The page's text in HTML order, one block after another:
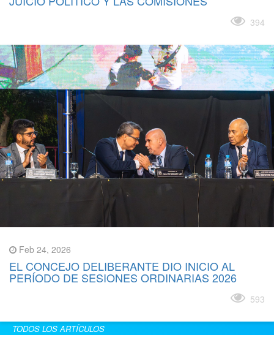
394
Feb 24, 2026
EL CONCEJO DELIBERANTE DIO INICIO AL
PERÍODO DE SESIONES ORDINARIAS 2026
593
TODOS LOS ARTÍCULOS